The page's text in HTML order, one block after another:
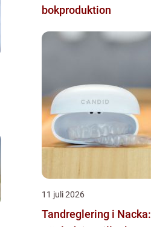
bokproduktion
11 juli 2026
Tandreglering i Nacka: